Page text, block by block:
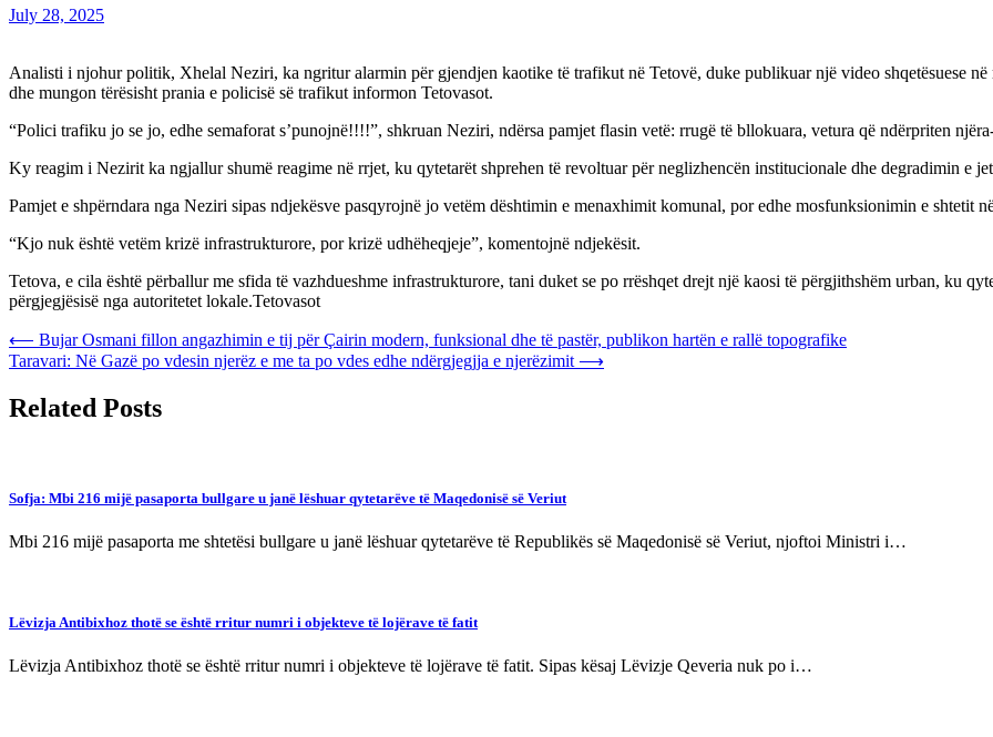
July 28, 2025
Analisti i njohur politik, Xhelal Neziri, ka ngritur alarmin për gjendjen kaotike të trafikut në Tetovë, duke publikuar një video shqetësuese
dhe mungon tërësisht prania e policisë së trafikut informon Tetovasot.
“Polici trafiku jo se jo, edhe semaforat s’punojnë!!!!”, shkruan Neziri, ndërsa pamjet flasin vetë: rrugë të bllokuara, vetura që ndërpriten
Ky reagim i Nezirit ka ngjallur shumë reagime në rrjet, ku qytetarët shprehen të revoltuar për neglizhencën institucionale dhe degradimin e
Pamjet e shpërndara nga Neziri sipas ndjekësve pasqyrojnë jo vetëm dështimin e menaxhimit komunal, por edhe mosfunksionimin e shtetit
“Kjo nuk është vetëm krizë infrastrukturore, por krizë udhëheqjeje”, komentojnë ndjekësit.
Tetova, e cila është përballur me sfida të vazhdueshme infrastrukturore, tani duket se po rrëshqet drejt një kaosi të përgjithshëm urban, ku
përgjegjësisë nga autoritetet lokale.Tetovasot
Post
navigation
⟵ Bujar Osmani fillon angazhimin e tij për Çairin modern, funksional dhe të pastër, publikon hartën e rallë topografike
Taravari: Në Gazë po vdesin njerëz e me ta po vdes edhe ndërgjegjja e njerëzimit ⟶
Related Posts
Sofja: Mbi 216 mijë pasaporta bullgare u janë lëshuar qytetarëve të Maqedonisë së Veriut
Mbi 216 mijë pasaporta me shtetësi bullgare u janë lëshuar qytetarëve të Republikës së Maqedonisë së Veriut, njoftoi Ministri i…
Lëvizja Antibixhoz thotë se është rritur numri i objekteve të lojërave të fatit
Lëvizja Antibixhoz thotë se është rritur numri i objekteve të lojërave të fatit. Sipas kësaj Lëvizje Qeveria nuk po i…